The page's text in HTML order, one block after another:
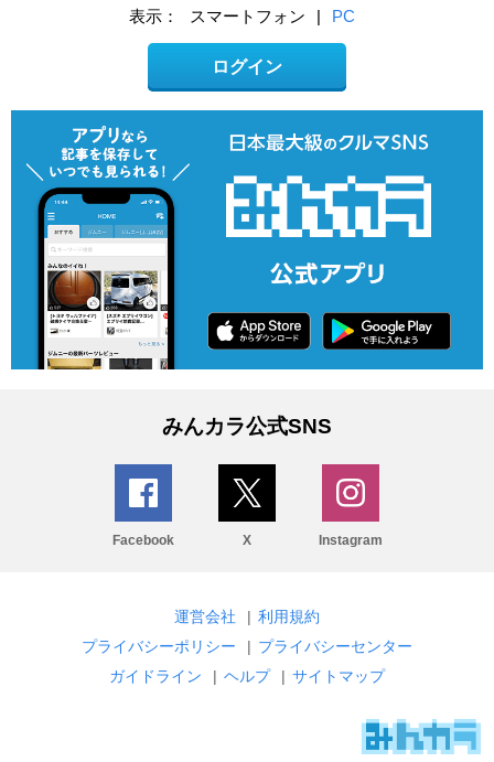
表示： スマートフォン | PC
ログイン
みんカラ公式SNS
Facebook X Instagram
運営会社 | 利用規約
プライバシーポリシー
| プライバシーセンター
ガイドライン
| ヘルプ | サイトマップ